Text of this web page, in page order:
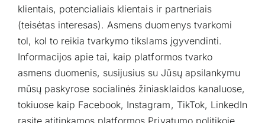
klientais, potencialiais klientais ir partneriais
(teisėtas interesas). Asmens duomenys tvarkomi
tol, kol to reikia tvarkymo tikslams įgyvendinti.
Informacijos apie tai, kaip platformos tvarko
asmens duomenis, susijusius su Jūsų apsilankymu
mūsų paskyrose socialinės žiniasklaidos kanaluose,
tokiuose kaip Facebook, Instagram, TikTok, LinkedIn